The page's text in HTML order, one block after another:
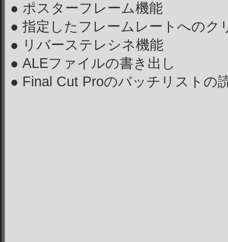
● ポスターフレーム機能
● 指定したフレームレートへのク
● リバーステレシネ機能
● ALEファイルの書き出し
● Final Cut Proのバッチリストの